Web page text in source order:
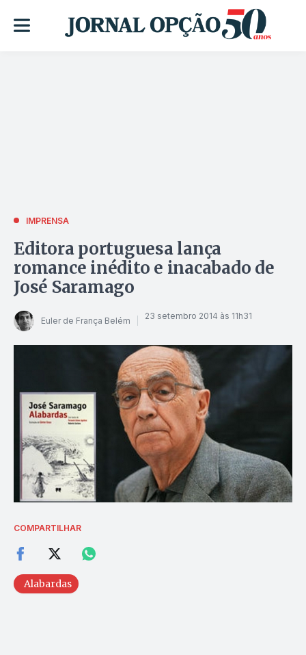
IMPRENSA
Editora portuguesa lança
romance inédito e inacabado de
José Saramago
Euler de França Belém 23 setembro 2014 às 11h31
COMPARTILHAR
Alabardas